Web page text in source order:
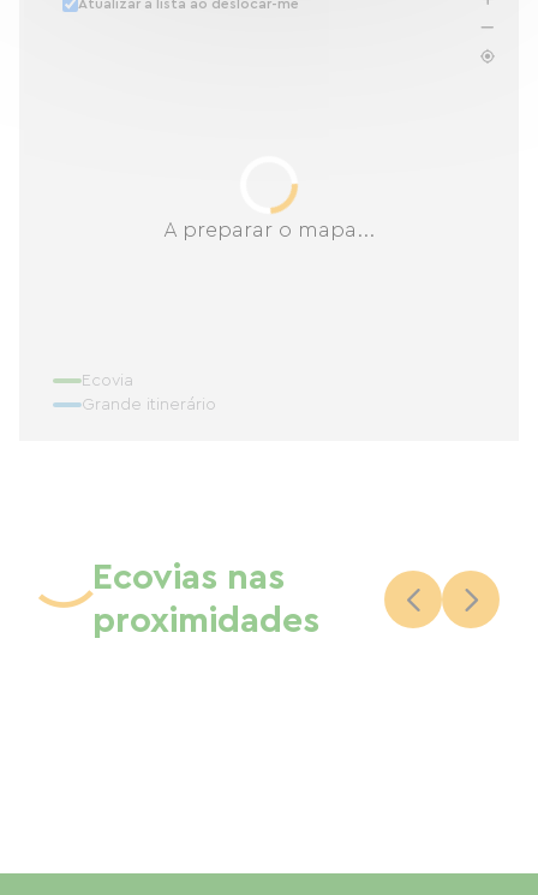
A preparar o mapa...
Atualizar a lista ao deslocar-me
Ecovia
Grande itinerário
Ecovias nas
proximidades